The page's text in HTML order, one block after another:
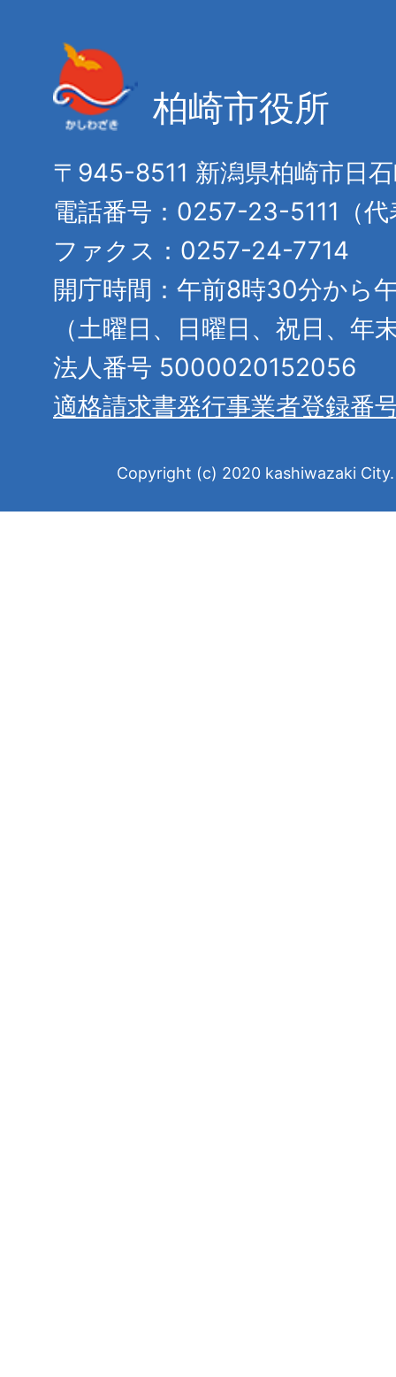
柏崎市役所
〒945-8511 新潟県柏崎市日
電話番号：0257-23-5111（代
ファクス：0257-24-7714
開庁時間：午前8時30分から
（土曜日、日曜日、祝日、年
法人番号 5000020152056
適格請求書発行事業者登録番
Copyright (c) 2020 kashiwazaki